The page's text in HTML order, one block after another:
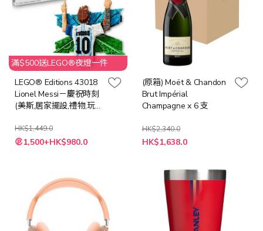
滿$500送LEGO®夜燈一件
LEGO® Editions 43018
Lionel Messi－慶祝時刻
(美斯,居家擺設,禮物,玩
HK$1,449.0
特
殊 1,500+HK$980.0
(原箱) Moët & Chandon
Brut Impérial
Champagne x 6 支
HK$2,340.0
特
殊
HK$1,638.0